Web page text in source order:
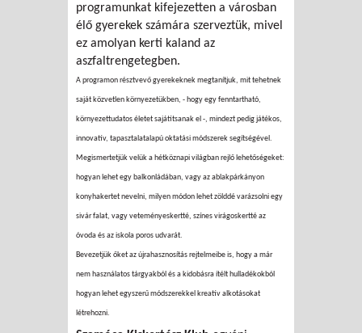
programunkat kifejezetten a városban
élő gyerekek számára szerveztük, mivel
ez amolyan kerti kaland az
aszfaltrengetegben.
A programon résztvevő gyerekeknek megtanítjuk, mit tehetnek
saját közvetlen környezetükben, - hogy egy fenntartható,
környezettudatos életet sajátítsanak el -, mindezt pedig játékos,
innovatív, tapasztalatalapú oktatási módszerek segítségével.
Megismertetjük velük a hétköznapi világban rejlő lehetőségeket:
hogyan lehet egy balkonládában, vagy az ablakpárkányon
konyhakertet nevelni, milyen módon lehet zölddévarázsolni egy
sivár falat, vagy veteményeskertté, színes virágoskertté az
óvoda és az iskola poros udvarát.
Bevezetjük őket az újrahasznosítás rejtelmeibe is, hogy a már
nem használatos tárgyakból és a kidobásra ítélt hulladékokból
hogyan lehet egyszerű módszerekkel kreatív alkotásokat
létrehozni.